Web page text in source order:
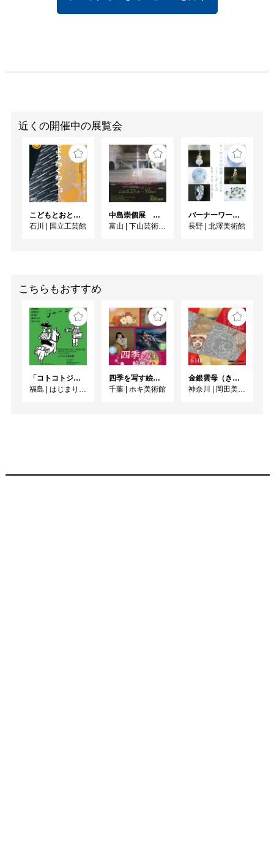
近くの開催中の展覧会
こどもとおとなの自由研究 もようわくわく²
石川
国立工芸館
中島崇個展 水跡 -traces of energy-
富山
下山芸術の森発電所美術館
バーナーワークの世界 2026
長野
北澤美術館
こちらもおすすめ
「コトコトジャーニー」
福島
はじまりの美術館
四季を写す絵画たち
千葉
ホキ美術館
金銀雲母（きら）きら ーかがやきの日本美術ー
神奈川
岡田美術館